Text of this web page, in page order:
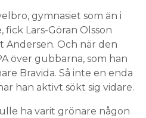
gymnasiet som än i
Lars-Göran Olsson
Andersen. Och när den
över gubbarna, som han
Bravida. Så inte en enda
han aktivt sökt sig vidare.
ha varit grönare någon